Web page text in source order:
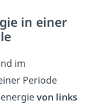
in einer
im
Periode
von links